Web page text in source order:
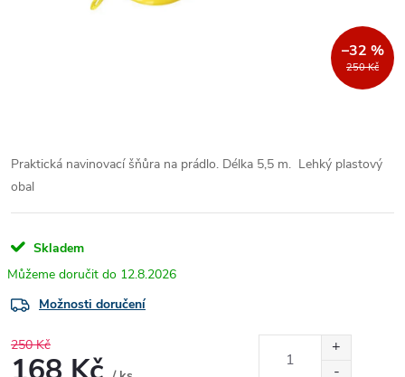
250 Kč
–32 %
Praktická navinovací šňůra na prádlo. Délka 5,5 m. Lehký plastový
obal
Skladem
12.8.2026
Možnosti doručení
250 Kč